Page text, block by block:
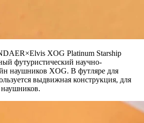
XOG Platinum Starship
футуристический научно-
наушников XOG. В футляре для
выдвижная конструкция, для
наушников.